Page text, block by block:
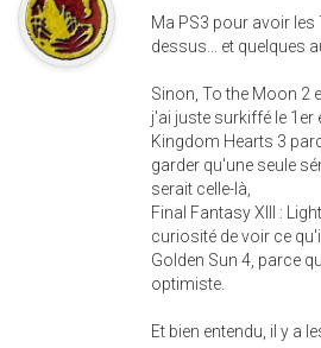
Ma PS3 pour avoir les
dessus... et quelques
Sinon, To the Moon 2
j'ai juste surkiffé le 1er
Kingdom Hearts 3
garder qu'une seule
serait celle-là,
Final Fantasy XIII :
curiosité de voir ce
Golden Sun 4, parce
optimiste.
Et bien entendu, il y a